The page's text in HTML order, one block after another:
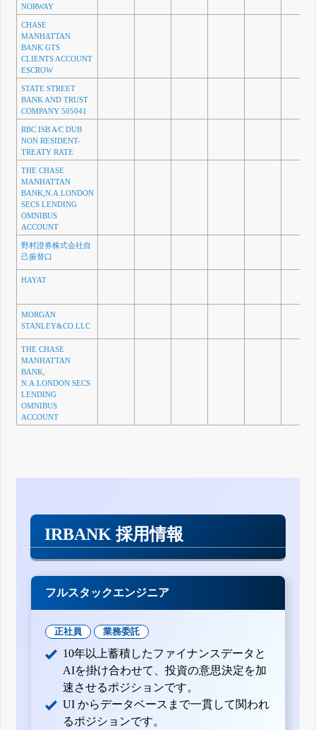
NORWAY
CHASE
MANHATTAN
BANK GTS
CLIENTS ACCOUNT
ESCROW
STATE STREET
BANK AND TRUST
COMPANY 505041
RBC ISB A⁄C DUB
NON RESIDENT-
TREATY RATE
THE CHASE
MANHATTAN
BANK,N.A.LONDON
SECS LENDING
OMNIBUS
ACCOUNT
野村證券株式会社自
己振替口
HAYAT
MORGAN
STANLEY&CO.LLC
THE CHASE
MANHATTAN
BANK,
N.A.LONDON SECS
LENDING
OMNIBUS
ACCOUNT
IRBANK 採用情報
フルスタックエンジニア
正社員 業務委託
10年以上蓄積したファイナンスデータと
AIを掛け合わせて、投資の意思決定を加
速させるポジションです。
UI からデータベースまで一貫して関われ
るポジションです。